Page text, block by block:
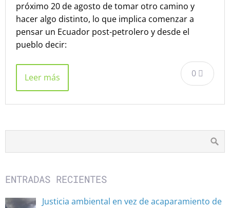
próximo 20 de agosto de tomar otro camino y
hacer algo distinto, lo que implica comenzar a
pensar un Ecuador post-petrolero y desde el
pueblo decir:
0
Leer más
ENTRADAS RECIENTES
Justicia ambiental en vez de acaparamiento de